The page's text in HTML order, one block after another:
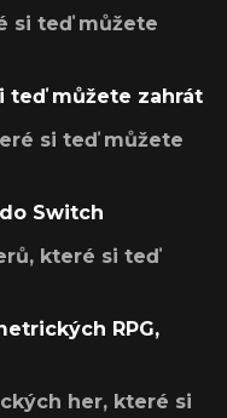
si teď můžete
teď můžete zahrát
si teď můžete
Switch
které si teď
RPG,
her, které si